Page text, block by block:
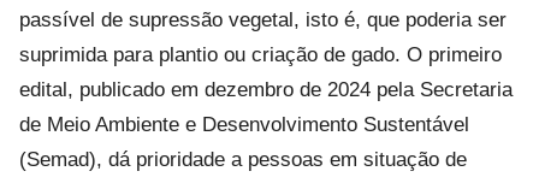
passível de supressão vegetal, isto é, que poderia ser
suprimida para plantio ou criação de gado. O primeiro
edital, publicado em dezembro de 2024 pela Secretaria
de Meio Ambiente e Desenvolvimento Sustentável
(Semad), dá prioridade a pessoas em situação de